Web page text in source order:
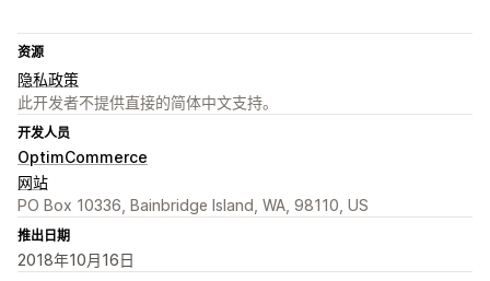
资源
隐私政策
此开发者不提供直接的简体中文支持。
开发人员
OptimCommerce
网站
PO Box 10336, Bainbridge Island, WA, 98110, US
推出日期
2018年10月16日